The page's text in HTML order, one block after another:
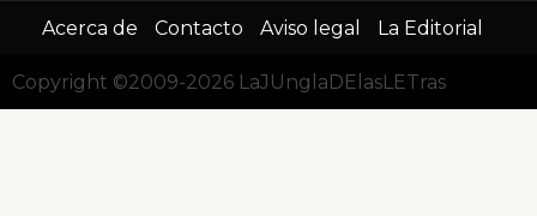
Acerca de Contacto Aviso legal La Editorial
Copyright ©2009-2026 LaJUnglaDElasLETras